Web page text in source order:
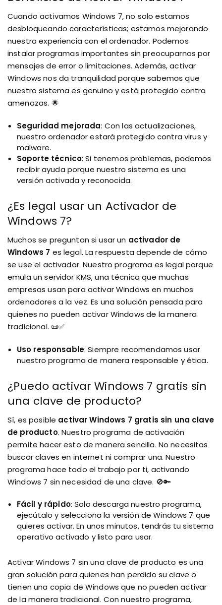
Cuando activamos Windows 7, no solo estamos
desbloqueando características; estamos mejorando
nuestra experiencia con el ordenador. Podemos
instalar programas importantes sin preocuparnos por
mensajes de error o limitaciones. Además, activar
Windows nos da tranquilidad porque sabemos que
nuestro sistema es genuino y está protegido contra
amenazas. 🌟
Seguridad mejorada: Con las actualizaciones,
nuestro ordenador estará protegido contra virus y
malware.
Soporte técnico: Si tenemos problemas, podemos
recibir ayuda porque nuestro sistema es una
versión activada y reconocida.
¿Es legal usar un Activador de
Windows 7?
Muchos se preguntan si usar un activador de
Windows 7 es legal. La respuesta depende de cómo
se use el activador. Nuestro programa es legal porque
emula un servidor KMS, una técnica que muchas
empresas usan para activar Windows en muchos
ordenadores a la vez. Es una solución pensada para
quienes no pueden activar Windows de la manera
tradicional. 📜✅
Uso responsable: Siempre recomendamos usar
nuestro programa de manera responsable y ética.
¿Puedo activar Windows 7 gratis sin
una clave de producto?
Sí, es posible activar Windows 7 gratis sin una clave
de producto. Nuestro programa de activación
permite hacer esto de manera sencilla. No necesitas
buscar claves en internet ni comprar una. Nuestro
programa hace todo el trabajo por ti, activando
Windows 7 sin necesidad de una clave. 🚫🔑
Fácil y rápido: Solo descarga nuestro programa,
ejecútalo y selecciona la versión de Windows 7 que
quieres activar. En unos minutos, tendrás tu sistema
operativo activado y listo para usar.
Activar Windows 7 sin una clave de producto es una
gran solución para quienes han perdido su clave o
tienen una copia de Windows que no pueden activar
de la manera tradicional. Con nuestro programa,